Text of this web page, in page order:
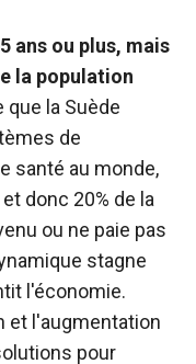
ans ou plus, mais
la population
que la Suède
de
santé au monde,
donc 20% de la
ou ne paie pas
stagne
l'économie.
et l'augmentation
pour